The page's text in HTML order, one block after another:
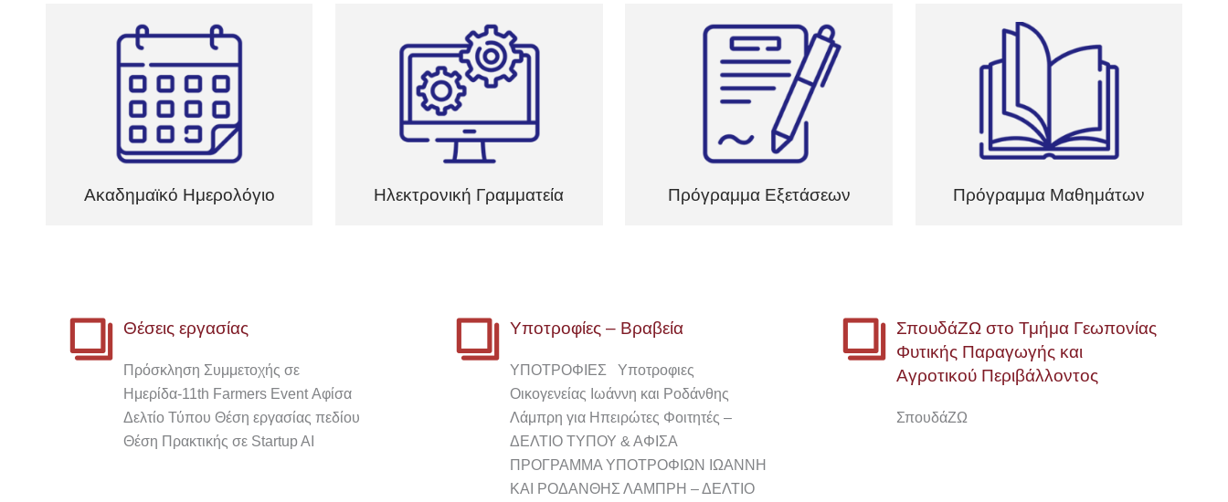
Ακαδημαϊκό Ημερολόγιο Ηλεκτρονική Γραμματεία Πρόγραμμα Εξετάσεων Πρόγραμμα Μαθημάτων
Θέσεις εργασίας
Πρόσκληση Συμμετοχής σε
Ημερίδα-11th Farmers Event Αφίσα
Δελτίο Τύπου Θέση εργασίας πεδίου
Θέση Πρακτικής σε Startup AI
Υποτροφίες – Βραβεία
ΥΠΟΤΡΟΦΙΕΣ Υποτροφιες
Οικογενείας Ιωάννη και Ροδάνθης
Λάμπρη για Ηπειρώτες Φοιτητές –
ΔΕΛΤΙΟ ΤΥΠΟΥ & ΑΦΙΣΑ
ΠΡΟΓΡΑΜΜΑ ΥΠΟΤΡΟΦΙΩΝ ΙΩΑΝΝΗ
ΚΑΙ ΡΟΔΑΝΘΗΣ ΛΑΜΠΡΗ – ΔΕΛΤΙΟ
ΣπουδάΖΩ στο Τμήμα Γεωπονίας
Φυτικής Παραγωγής και
Αγροτικού Περιβάλλοντος
ΣπουδάΖΩ